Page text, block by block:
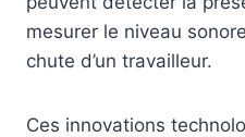
mesurer le niveau
chute d’un travailleur.
Ces innovations